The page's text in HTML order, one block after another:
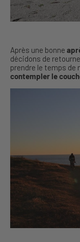
Après une bonne
décidons de
prendre le temps de
contempler le